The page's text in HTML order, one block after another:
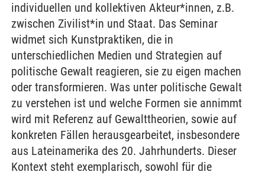
individuellen und kollektiven Akteur*innen, z.B.
zwischen Zivilist*in und Staat. Das Seminar
widmet sich Kunstpraktiken, die in
unterschiedlichen Medien und Strategien auf
politische Gewalt reagieren, sie zu eigen machen
oder transformieren. Was unter politische Gewalt
zu verstehen ist und welche Formen sie annimmt
wird mit Referenz auf Gewalttheorien, sowie auf
konkreten Fällen herausgearbeitet, insbesondere
aus Lateinamerika des 20. Jahrhunderts. Dieser
Kontext steht exemplarisch, sowohl für die